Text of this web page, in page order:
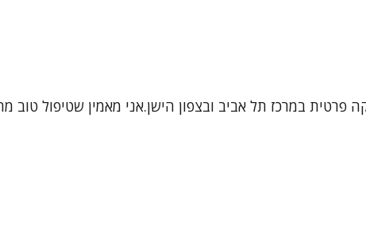
פרטית במרכז תל אביב ובצפון הישן.אני מאמין שטיפול טוב